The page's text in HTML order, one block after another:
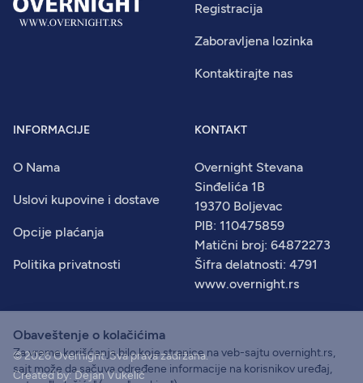
Registracija
Zaboravljena lozinka
Kontaktirajte nas
INFORMACIJE
O Nama
Uslovi kupovine i dostave
Opcije plaćanja
Politika privatnosti
KONTAKT
Overnight Stevana
Sinđelića 1B
19370 Boljevac
PIB: 110475859
Matični broj: 64872273
Šifra delatnosti: 4791
www.overnight.rs
© 2026Overnight. Sva prava zadržana.
Created by:Dejan Vukelić
Obaveštenje o kolačićima
Za vreme korišćenja bilo koje stranice na veb-sajtu overnight.rs,
sajt može da sačuva određene informacije na korisnikov uređaj,